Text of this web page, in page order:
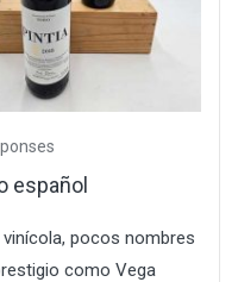
español
pocos nombres
como Vega